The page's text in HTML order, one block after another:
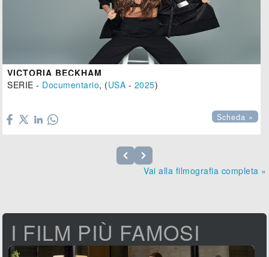
VICTORIA BECKHAM
SERIE - Documentario, (USA - 2025)
Scheda »
Vai alla filmografia completa »
I FILM PIÙ FAMOSI